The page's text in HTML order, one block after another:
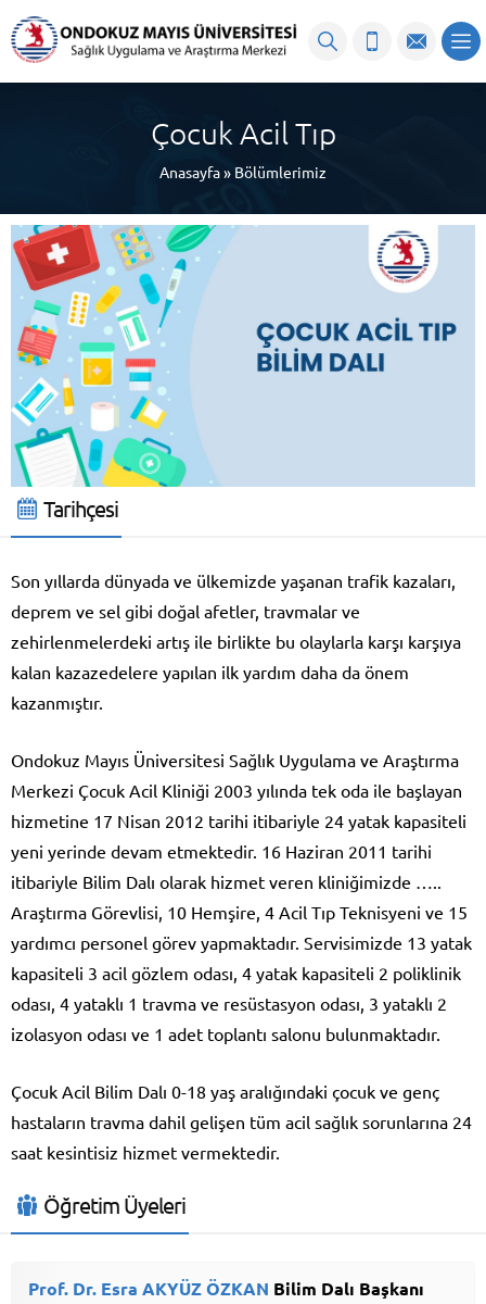
Çocuk Acil Tıp
Anasayfa» Bölümlerimiz
Tarihçesi
Son yıllarda dünyada ve ülkemizde yaşanan trafik kazaları,
deprem ve sel gibi doğal afetler, travmalar ve
zehirlenmelerdeki artış ile birlikte bu olaylarla karşı karşıya
kalan kazazedelere yapılan ilk yardım daha da önem
kazanmıştır.
Ondokuz Mayıs Üniversitesi Sağlık Uygulama ve Araştırma
Merkezi Çocuk Acil Kliniği 2003 yılında tek oda ile başlayan
hizmetine 17 Nisan 2012 tarihi itibariyle 24 yatak kapasiteli
yeni yerinde devam etmektedir. 16 Haziran 2011 tarihi
itibariyle Bilim Dalı olarak hizmet veren kliniğimizde …..
Araştırma Görevlisi, 10 Hemşire, 4 Acil Tıp Teknisyeni ve 15
yardımcı personel görev yapmaktadır. Servisimizde 13 yatak
kapasiteli 3 acil gözlem odası, 4 yatak kapasiteli 2 poliklinik
odası, 4 yataklı 1 travma ve resüstasyon odası, 3 yataklı 2
izolasyon odası ve 1 adet toplantı salonu bulunmaktadır.
Çocuk Acil Bilim Dalı 0-18 yaş aralığındaki çocuk ve genç
hastaların travma dahil gelişen tüm acil sağlık sorunlarına 24
saat kesintisiz hizmet vermektedir.
Öğretim Üyeleri
Prof. Dr. Esra AKYÜZ ÖZKAN Bilim Dalı Başkanı